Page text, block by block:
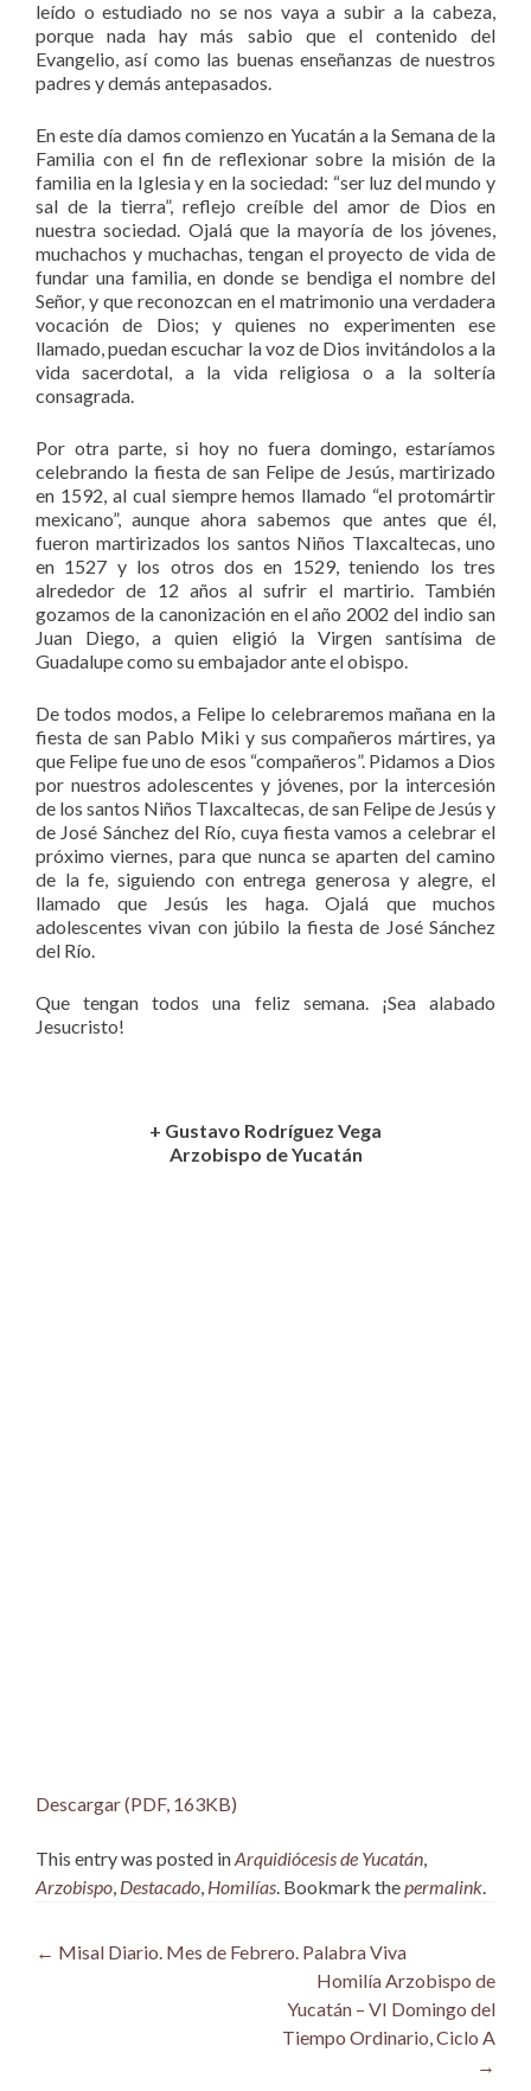
leído o estudiado no se nos vaya a subir a la cabeza,
porque nada hay más sabio que el contenido del
Evangelio, así como las buenas enseñanzas de nuestros
padres y demás antepasados.
En este día damos comienzo en Yucatán a la Semana de la
Familia con el fin de reflexionar sobre la misión de la
familia en la Iglesia y en la sociedad: “ser luz del mundo y
sal de la tierra”, reflejo creíble del amor de Dios en
nuestra sociedad. Ojalá que la mayoría de los jóvenes,
muchachos y muchachas, tengan el proyecto de vida de
fundar una familia, en donde se bendiga el nombre del
Señor, y que reconozcan en el matrimonio una verdadera
vocación de Dios; y quienes no experimenten ese
llamado, puedan escuchar la voz de Dios invitándolos a la
vida sacerdotal, a la vida religiosa o a la soltería
consagrada.
Por otra parte, si hoy no fuera domingo, estaríamos
celebrando la fiesta de san Felipe de Jesús, martirizado
en 1592, al cual siempre hemos llamado “el protomártir
mexicano”, aunque ahora sabemos que antes que él,
fueron martirizados los santos Niños Tlaxcaltecas, uno
en 1527 y los otros dos en 1529, teniendo los tres
alrededor de 12 años al sufrir el martirio. También
gozamos de la canonización en el año 2002 del indio san
Juan Diego, a quien eligió la Virgen santísima de
Guadalupe como su embajador ante el obispo.
De todos modos, a Felipe lo celebraremos mañana en la
fiesta de san Pablo Miki y sus compañeros mártires, ya
que Felipe fue uno de esos “compañeros”. Pidamos a Dios
por nuestros adolescentes y jóvenes, por la intercesión
de los santos Niños Tlaxcaltecas, de san Felipe de Jesús y
de José Sánchez del Río, cuya fiesta vamos a celebrar el
próximo viernes, para que nunca se aparten del camino
de la fe, siguiendo con entrega generosa y alegre, el
llamado que Jesús les haga. Ojalá que muchos
adolescentes vivan con júbilo la fiesta de José Sánchez
del Río.
Que tengan todos una feliz semana. ¡Sea alabado
Jesucristo!
+ Gustavo Rodríguez Vega
Arzobispo de Yucatán
Descargar (PDF, 163KB)
This entry was posted inArquidiócesis de Yucatán
Arzobispo Destacado Homilías . Bookmark the permalink
Post
← Misal Diario. Mes de Febrero. Palabra Viva
Homilía Arzobispo de
Yucatán – VI Domingo del
Tiempo Ordinario, Ciclo A
→